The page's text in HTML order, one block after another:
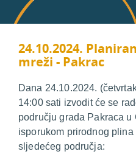
24.10.2024.
mreži - Pakrac
Dana 24.10.2024.
14:00 sati izvodit će se
području grada Pakraca
isporukom prirodnog
sljedećeg područja: